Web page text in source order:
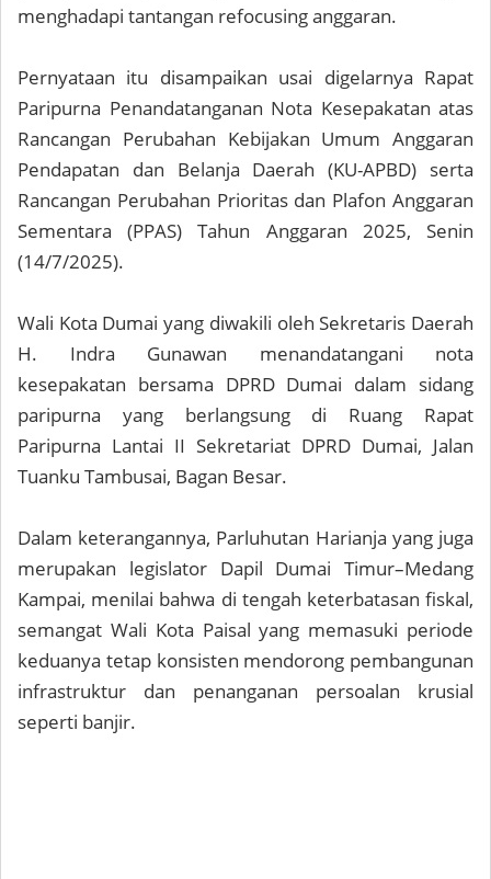
menghadapi tantangan refocusing anggaran.
Pernyataan itu disampaikan usai digelarnya Rapat
Paripurna Penandatanganan Nota Kesepakatan atas
Rancangan Perubahan Kebijakan Umum Anggaran
Pendapatan dan Belanja Daerah (KU-APBD) serta
Rancangan Perubahan Prioritas dan Plafon Anggaran
Sementara (PPAS) Tahun Anggaran 2025, Senin
(14/7/2025).
Wali Kota Dumai yang diwakili oleh Sekretaris Daerah
H. Indra Gunawan menandatangani nota
kesepakatan bersama DPRD Dumai dalam sidang
paripurna yang berlangsung di Ruang Rapat
Paripurna Lantai II Sekretariat DPRD Dumai, Jalan
Tuanku Tambusai, Bagan Besar.
Dalam keterangannya, Parluhutan Harianja yang juga
merupakan legislator Dapil Dumai Timur–Medang
Kampai, menilai bahwa di tengah keterbatasan fiskal,
semangat Wali Kota Paisal yang memasuki periode
keduanya tetap konsisten mendorong pembangunan
infrastruktur dan penanganan persoalan krusial
seperti banjir.